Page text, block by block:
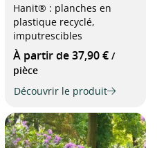
Hanit® : planches en
plastique recyclé,
imputrescibles
À partir de 37,90 € /
pièce
Découvrir le produit